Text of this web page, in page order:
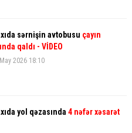
sərnişin avtobusu çayın
qaldı - VİDEO
2026 18:10
yol qəzasında 4 nəfər xəsarət